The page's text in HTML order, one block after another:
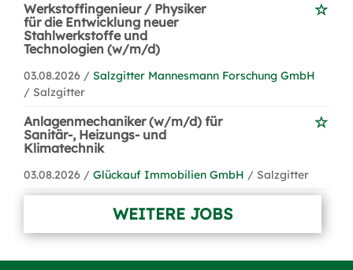
Werkstoffingenieur / Physiker
für die Entwicklung neuer
Stahlwerkstoffe und
Technologien (w/m/d)
03.08.2026 / Salzgitter Mannesmann Forschung GmbH
/ Salzgitter
Anlagenmechaniker (w/m/d) für
Sanitär-, Heizungs- und
Klimatechnik
03.08.2026 / Glückauf Immobilien GmbH / Salzgitter
WEITERE JOBS